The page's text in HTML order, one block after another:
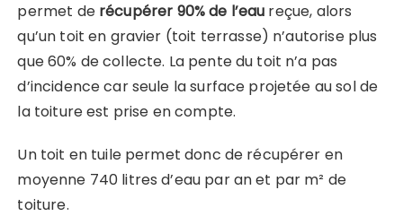
permet de récupérer 90% de l’eau reçue, alors
qu’un toit en gravier (toit terrasse) n’autorise plus
que 60% de collecte. La pente du toit n’a pas
d’incidence car seule la surface projetée au sol de
la toiture est prise en compte.
Un toit en tuile permet donc de récupérer en
moyenne 740 litres d’eau par an et par m² de
toiture.